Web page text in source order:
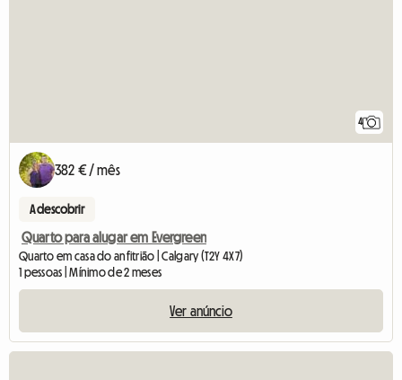
4
382 € / mês
A descobrir
Quarto para alugar em Evergreen
Quarto em casa do anfitrião | Calgary (T2Y 4X7)
1 pessoas | Mínimo de 2 meses
Ver anúncio